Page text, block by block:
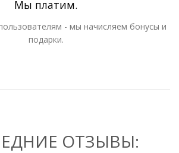
Мы платим.
- мы начисляем бонусы и
подарки.
ОТЗЫВЫ: